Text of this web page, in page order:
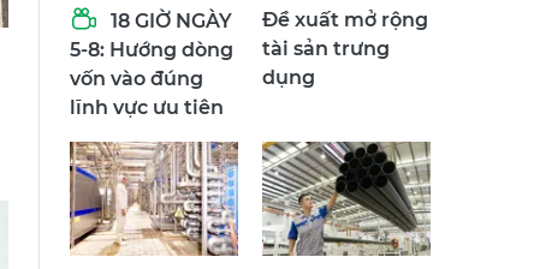
18 GIỜ NGÀY
5-8: Hướng dòng
vốn vào đúng
lĩnh vực ưu tiên
Đề xuất mở rộng
tài sản trưng
dụng